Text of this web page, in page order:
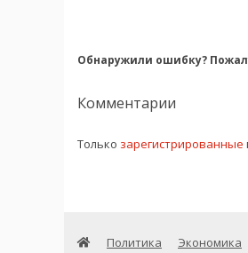
Обнаружили ошибку?
Комментарии
Только зарегистрированные
Политика Экономика